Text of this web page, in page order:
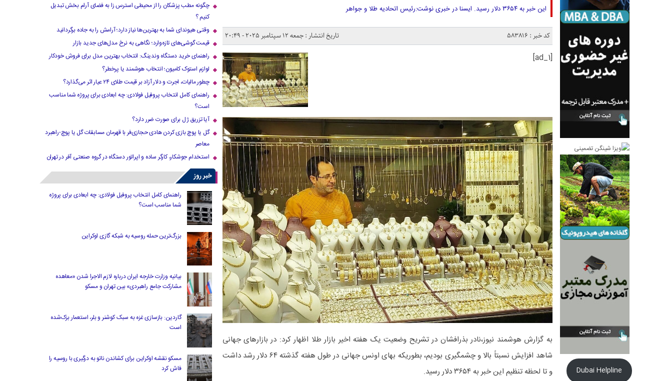
این خبر به ۳۶۵۴ دلار رسید. ایسنا در خبری نوشت:رئیس اتحادیه طلا و جواهر
کد خبر : 583816 تاریخ انتشار : جمعه 12 سپتامبر 2025 - 20:49
[ad_1]
به گزارش هوشمند نیوز،نادر بذرافشان در تشریح وضعیت یک هفته اخیر بازار طلا اظهار کرد: در بازارهای جهانی
شاهد افزایش نسبتاً بالا و چشمگیری بودیم، بطوریکه بهای اونس جهانی در طول هفته گذشته ۶۴ دلار رشد داشت
و تا لحظه تنظیم این خبر به ۳۶۵۴ دلار رسید.
Dubai Helpline
چگونه مطب پزشکان را از محیطی استرس زا به فضای آرام بخش تبدیل
کنیم ؟
وقتی هیوندای شما به بهترین‌ها نیاز دارد؛ آرامش را به جاده برگردانید
قیمت گوشی‌های تازه‌وارد؛ نگاهی به نرخ مدل‌های جدید بازار
راهنمای خرید دستگاه وندینگ: انتخاب بهترین مدل برای فروش خودکار
لوازم استوک کامیون؛ انتخاب هوشمند یا پرخطر؟
چطور مالیات، اجرت و دلار آزاد بر قیمت طلای ۲۴ عیار اثر می‌گذارد؟
راهنمای کامل انتخاب پروفیل فولادی: چه ابعادی برای پروژه شما مناسب
است؟
آیا تزریق ژل برای صورت ضرر دارد​؟
گل یا پوچ بازی کردن هادی حجازی‌فر با قهرمان مسابقات گل یا پوچ-راهبرد
معاصر
استخدام جوشکار، کارگر ساده و اپراتور دستگاه در گروه صنعتی آفر در تهران
خبر روز
راهنمای کامل انتخاب پروفیل فولادی: چه ابعادی برای پروژه
شما مناسب است؟
بزرگ‌ترین حمله روسیه به شبکه گازی اوکراین
بیانیه وزارت خارجه ایران درباره لازم‌ الاجرا شدن «معاهده
مشارکت جامع راهبردی» بین تهران و مسکو
گاردین: بازسازی غزه به سبک کوشنر و بلر، استعمار بزک‌شده
است
مسکو نقشه اوکراین برای کشاندن ناتو به درگیری با روسیه را
فاش کرد